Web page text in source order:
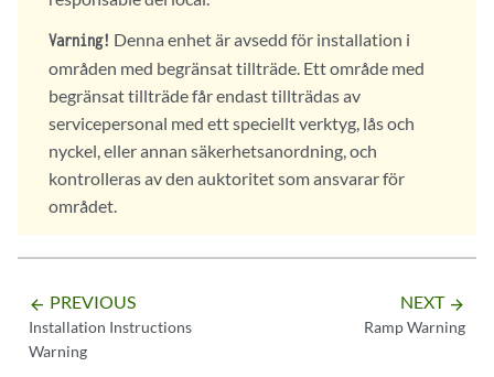
Varning! Denna enhet är avsedd för installation i
områden med begränsat tillträde. Ett område med
begränsat tillträde får endast tillträdas av
servicepersonal med ett speciellt verktyg, lås och
nyckel, eller annan säkerhetsanordning, och
kontrolleras av den auktoritet som ansvarar för
området.
arrow_backward PREVIOUS
Installation Instructions
Warning
NEXT arrow_forward
Ramp Warning